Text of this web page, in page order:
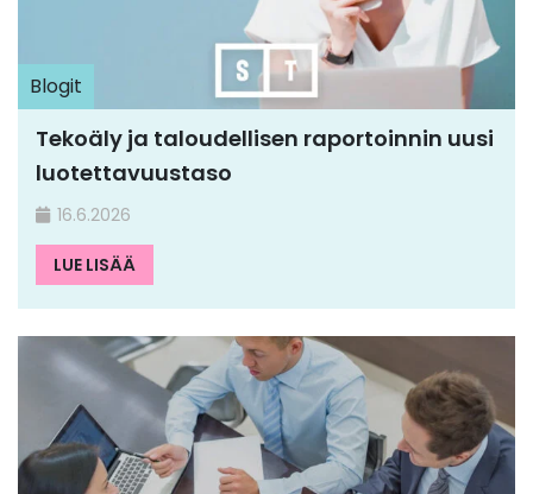
Blogit
Tekoäly ja taloudellisen raportoinnin uusi
luotettavuustaso
16.6.2026
LUE LISÄÄ